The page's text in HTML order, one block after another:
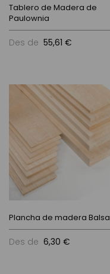
Tablero de Madera de
Paulownia
Des de 55,61 €
Plancha de madera Balsa
Des de 6,30 €